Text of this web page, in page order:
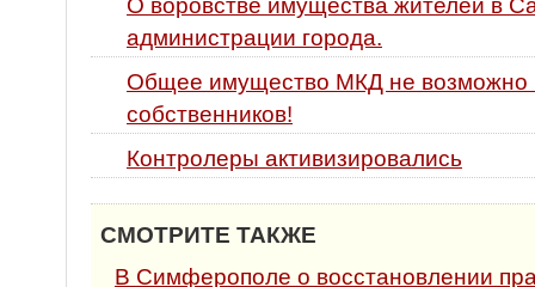
О воровстве имущества жителей в
администрации города.
Общее имущество МКД не возможно
собственников!
Контролеры активизировались
СМОТРИТЕ ТАКЖЕ
В Симферополе о восстановлении